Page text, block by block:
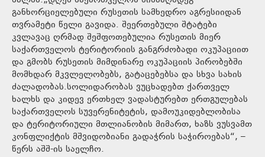
განხორციელებული რუსეთის სამხედრო აგრესიიდან
თვრამეტი წელი გავიდა. შეერთებული შტატები
კვლავაც ღრმად შეშფოთებულია რუსეთის მიერ
საქართველოს ტერიტორიის განგრძობადი ოკუპაციით
და გმობს რუსეთის მიმდინარე ოკუპაციის პირობებში
მომხდარ მკვლელობებს, გატაცებებსა და სხვა სახის
ძალადობას.სოლიდარობას ვუცხადებთ ქართველ
ხალხს და კიდევ ერთხელ ვადასტურებთ ერთგულებას
საქართველოს სუვერენიტეტის, დამოუკიდებლობისა
და ტერიტორიული მთლიანობის მიმართ, ხაზს ვუსვამთ
კონფლიქტის მშვიდობიანი გადაჭრის საჭიროებას“, –
წერს აშშ-ის საელჩო.